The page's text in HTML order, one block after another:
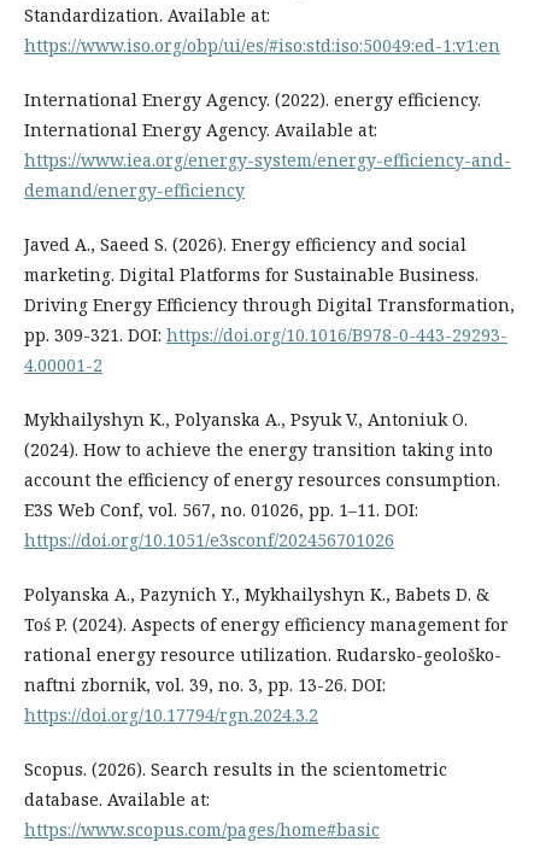
Standardization. Available at:
https://www.iso.org/obp/ui/es/#iso:std:iso:50049:ed-1:v1:en
International Energy Agency. (2022). energy efficiency.
International Energy Agency. Available at:
https://www.iea.org/energy-system/energy-efficiency-and-
demand/energy-efficiency
Javed A., Saeed S. (2026). Energy efficiency and social
marketing. Digital Platforms for Sustainable Business.
Driving Energy Efficiency through Digital Transformation,
pp. 309-321. DOI: https://doi.org/10.1016/B978-0-443-29293-
4.00001-2
Mykhailyshyn K., Polyanska A., Psyuk V., Antoniuk O.
(2024). How to achieve the energy transition taking into
account the efficiency of energy resources consumption.
E3S Web Conf, vol. 567, no. 01026, pp. 1–11. DOI:
https://doi.org/10.1051/e3sconf/202456701026
Polyanska A., Pazynich Y., Mykhailyshyn K., Babets D. &
Toś P. (2024). Aspects of energy efficiency management for
rational energy resource utilization. Rudarsko-geološko-
naftni zbornik, vol. 39, no. 3, pp. 13-26. DOI:
https://doi.org/10.17794/rgn.2024.3.2
Scopus. (2026). Search results in the scientometric
database. Available at:
https://www.scopus.com/pages/home#basic